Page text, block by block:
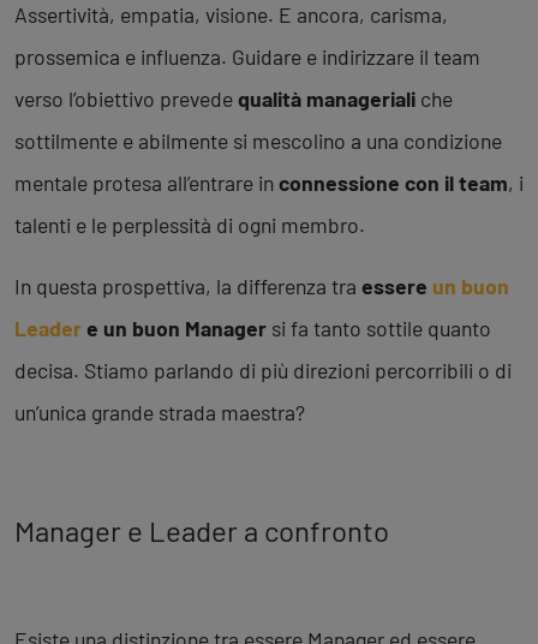
Business Intelligence, Analitiche e Intelligenza Artificiale
Operation
Efficientamento Aziendale
Project Management
Risk Management
Safety
Cyber Security
Assertività, empatia, visione. E ancora, carisma,
prossemica e influenza. Guidare e indirizzare il team
verso l’obiettivo prevedequalità manageriali che
sottilmente e abilmente si mescolino a una condizione
mentale protesa all’entrare in connessione con il team, i
talenti e le perplessità di ogni membro.
In questa prospettiva, la differenza tra essere un buon
Leadere un buon Manager si fa tanto sottile quanto
decisa. Stiamo parlando di più direzioni percorribili o di
un’unica grande strada maestra?
Manager e Leader a confronto